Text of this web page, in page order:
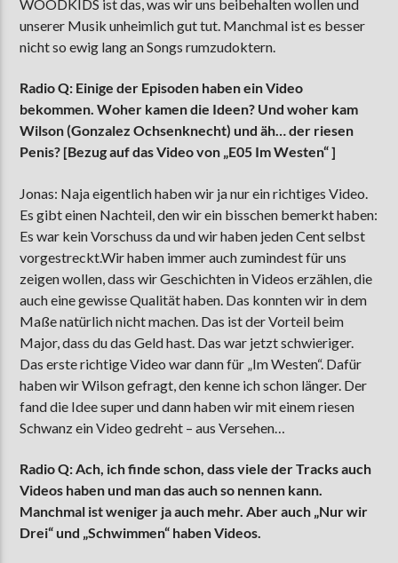
WOODKIDS ist das, was wir uns beibehalten wollen und
unserer Musik unheimlich gut tut. Manchmal ist es besser
nicht so ewig lang an Songs rumzudoktern.
Radio Q: Einige der Episoden haben ein Video
bekommen. Woher kamen die Ideen? Und woher kam
Wilson (Gonzalez Ochsenknecht) und äh… der riesen
Penis? [Bezug auf das Video von „E05 Im Westen“ ]
Jonas: Naja eigentlich haben wir ja nur ein richtiges Video.
Es gibt einen Nachteil, den wir ein bisschen bemerkt haben:
Es war kein Vorschuss da und wir haben jeden Cent selbst
vorgestreckt.Wir haben immer auch zumindest für uns
zeigen wollen, dass wir Geschichten in Videos erzählen, die
auch eine gewisse Qualität haben. Das konnten wir in dem
Maße natürlich nicht machen. Das ist der Vorteil beim
Major, dass du das Geld hast. Das war jetzt schwieriger.
Das erste richtige Video war dann für „Im Westen“. Dafür
haben wir Wilson gefragt, den kenne ich schon länger. Der
fand die Idee super und dann haben wir mit einem riesen
Schwanz ein Video gedreht – aus Versehen…
Radio Q: Ach, ich finde schon, dass viele der Tracks auch
Videos haben und man das auch so nennen kann.
Manchmal ist weniger ja auch mehr. Aber auch „Nur wir
Drei“ und „Schwimmen“ haben Videos.